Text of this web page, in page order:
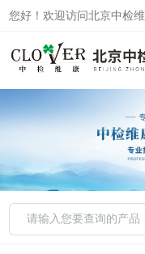
您好！欢迎访问北京中检